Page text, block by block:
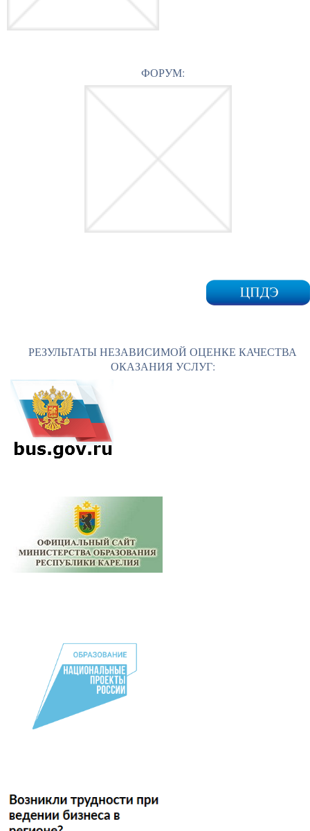
ФОРУМ:
РЕЗУЛЬТАТЫ НЕЗАВИСИМОЙ ОЦЕНКЕ КАЧЕСТВА
ОКАЗАНИЯ УСЛУГ: